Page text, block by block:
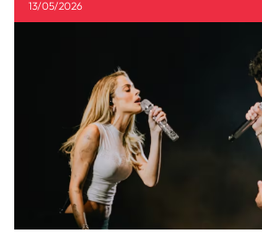
13/05/2026